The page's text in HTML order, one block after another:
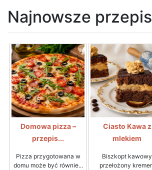
Najnowsze
Domowa pizza –
przepis...
Pizza przygotowana w
domu może być równie...
Ciasto Kawa z
mlekiem
Biszkopt kawowy
przełożony